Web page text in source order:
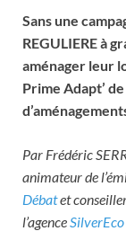
Sans une
REGULIERE à
aménager leur
Prime Adapt’
Par Frédéric
animateur de
Débatet
l’agence